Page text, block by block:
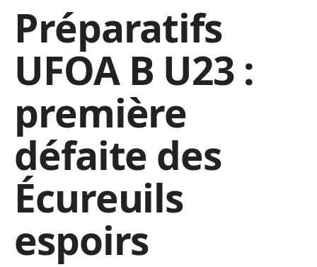
Préparatifs
UFOA B U23 :
première
défaite des
Écureuils
espoirs